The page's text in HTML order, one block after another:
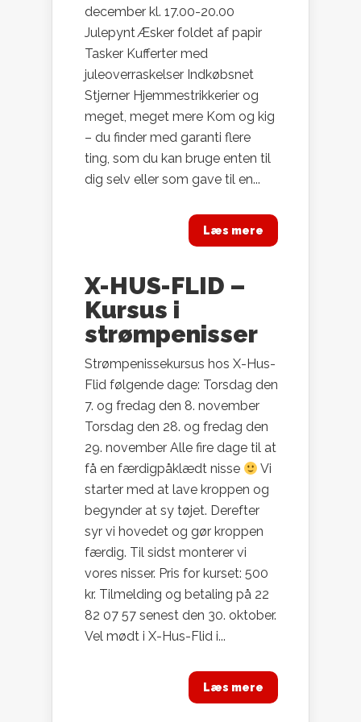
december kl. 17.00-20.00
Julepynt Æsker foldet af papir
Tasker Kufferter med
juleoverraskelser Indkøbsnet
Stjerner Hjemmestrikkerier og
meget, meget mere Kom og kig
– du finder med garanti flere
ting, som du kan bruge enten til
dig selv eller som gave til en...
Læs mere
X-HUS-FLID –
Kursus i
strømpenisser
Strømpenissekursus hos X-Hus-
Flid følgende dage: Torsdag den
7. og fredag den 8. november
Torsdag den 28. og fredag den
29. november Alle fire dage til at
få en færdigpåklædt nisse
Vi
starter med at lave kroppen og
begynder at sy tøjet. Derefter
syr vi hovedet og gør kroppen
færdig. Til sidst monterer vi
vores nisser. Pris for kurset: 500
kr. Tilmelding og betaling på 22
82 07 57 senest den 30. oktober.
Vel mødt i X-Hus-Flid i...
Læs mere